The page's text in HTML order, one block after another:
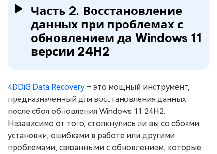
Часть 2. Восстановление
данных при проблемах с
обновлением да Windows 11
версии 24H2
4DDiG Data Recovery – это мощный инструмент,
предназначенный для восстановления данных
после сбоя обновления Windows 11 24H2.
Независимо от того, столкнулись ли вы со сбоями
установки, ошибками в работе или другими
проблемами, связанными с обновлением, которые